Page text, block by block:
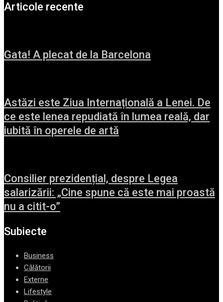
Articole recente
Gata! A plecat de la Barcelona
Astăzi este Ziua Internațională a Lenei. De
ce este lenea repudiată în lumea reală, dar
iubită în operele de artă
Consilier prezidențial, despre Legea
salarizării: „Cine spune că este mai proastă
nu a citit-o”
Subiecte
Business
Călătorii
Externe
Lifestyle